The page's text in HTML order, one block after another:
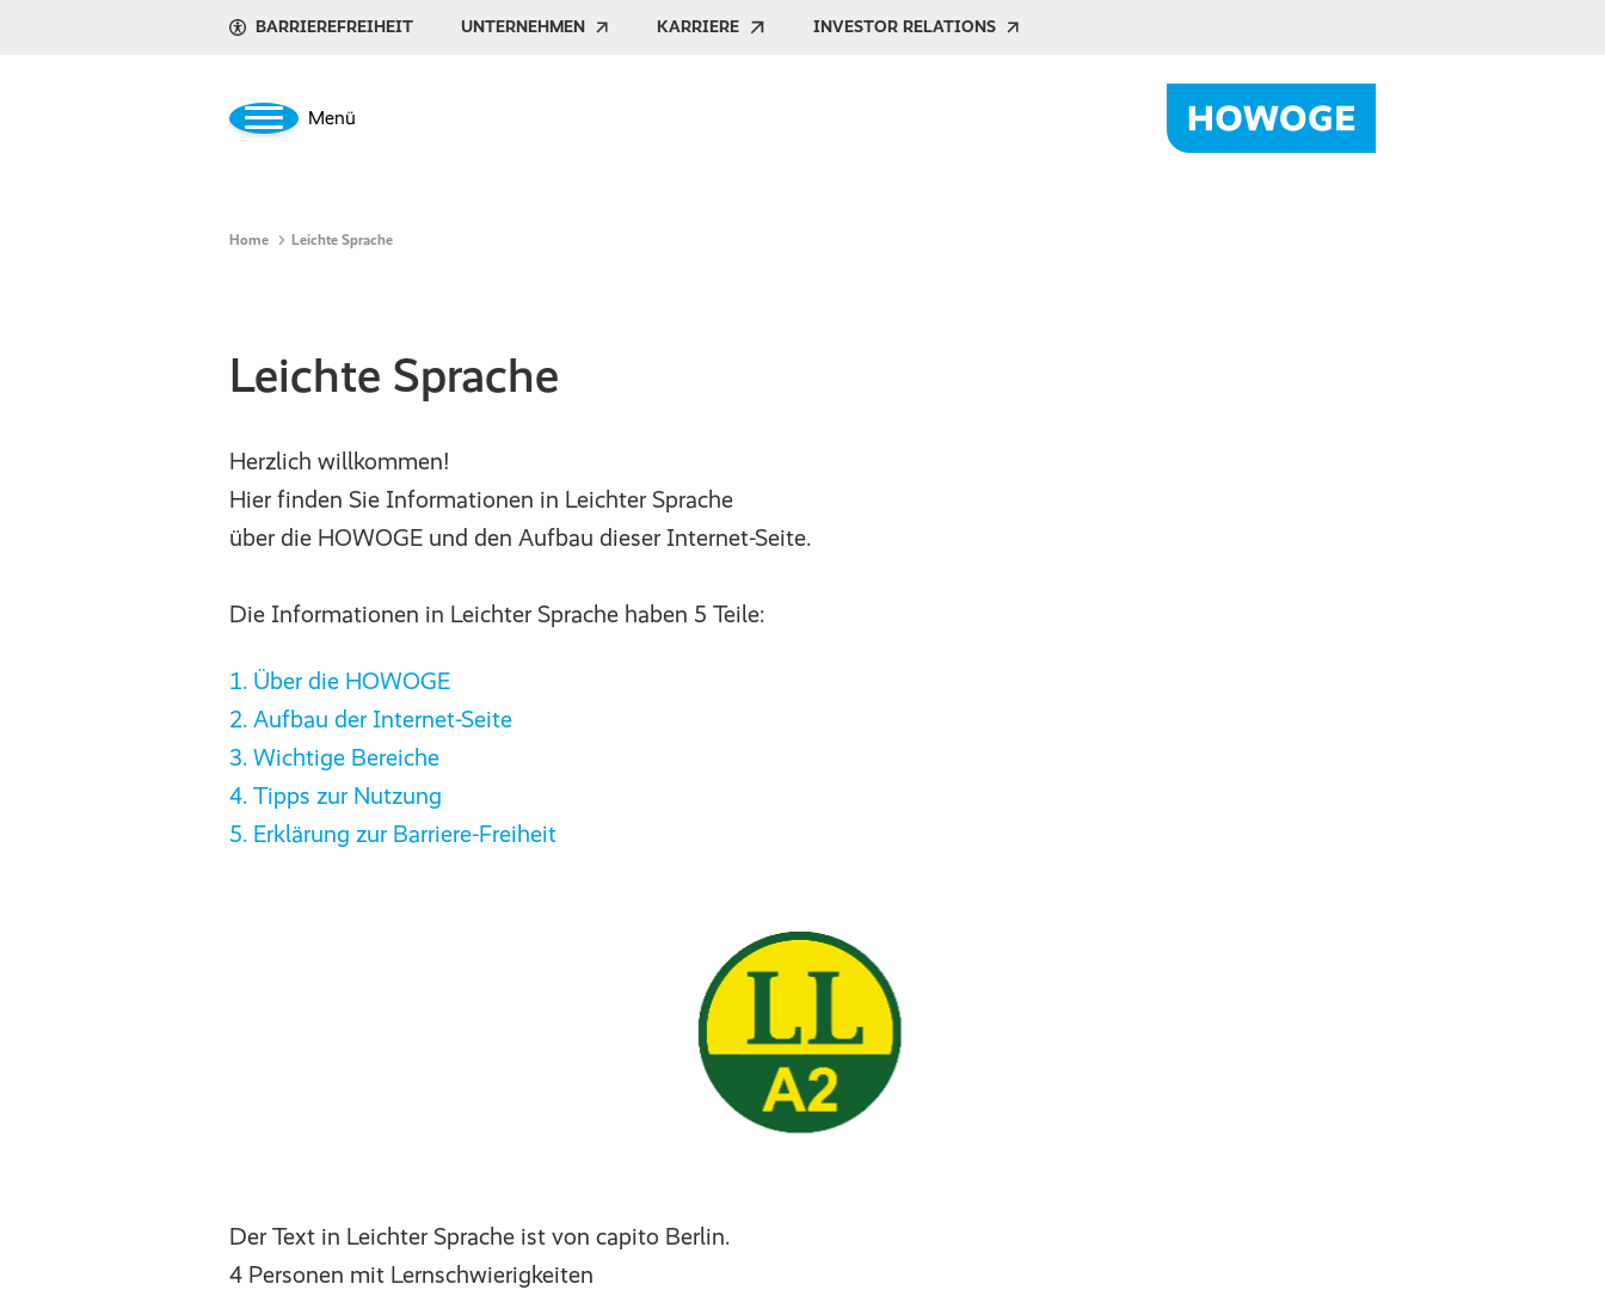
BARRIEREFREIHEIT UNTERNEHMEN KARRIERE INVESTOR RELATIONS
Menü
Home Leichte Sprache
Leichte Sprache
Herzlich willkommen!
Hier finden Sie Informationen in Leichter Sprache
über die HOWOGE und den Aufbau dieser Internet-Seite.
Die Informationen in Leichter Sprache haben 5 Teile:
1. Über die HOWOGE
2. Aufbau der Internet-Seite
3. Wichtige Bereiche
4. Tipps zur Nutzung
5. Erklärung zur Barriere-Freiheit
Der Text in Leichter Sprache ist von capito Berlin.
4 Personen mit Lernschwierigkeiten